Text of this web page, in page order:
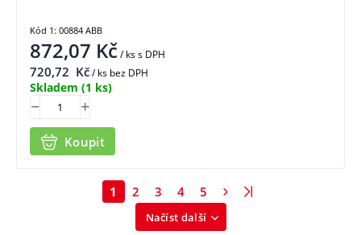
872,07 Kč/ kss DPH
720,72 Kč/ ks bez DPH
Skladem (1 ks)
Koupit
Kód 1: 00884 ABB
Načíst další
1 2 3 4 5